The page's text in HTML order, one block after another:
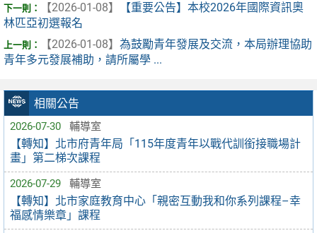
相關公告
2026-07-30 輔導室
【轉知】北市府青年局「115年度青年以戰代訓銜接職場計
畫」第二梯次課程
2026-07-29 輔導室
【轉知】北市家庭教育中心「親密互動我和你系列課程–幸
福感情樂章」課程
【2026-01-08】
【重要公告】本校2026年國際資訊奧
林匹亞初選報名
【2026-01-08】 為鼓勵青年發展及交流，本局辦理協助
青年多元發展補助，請所屬學 ...